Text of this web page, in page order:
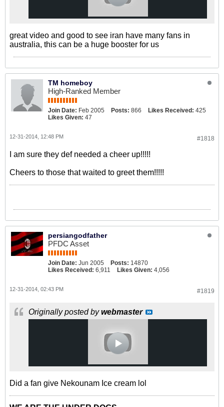
great video and good to see iran have many fans in
australia, this can be a huge booster for us
TM homeboy
High-Ranked Member
Join Date: Feb 2005 Posts: 866 Likes Received: 425
Likes Given: 47
#1818
12-31-2014, 12:48 PM
I am sure they def needed a cheer up!!!!!
Cheers to those that waited to greet them!!!!!
persiangodfather
PFDC Asset
Join Date: Jun 2005 Posts: 14870
Likes Received: 6,911 Likes Given: 4,056
#1819
12-31-2014, 02:43 PM
Originally posted bywebmaster
Did a fan give Nekounam Ice cream lol